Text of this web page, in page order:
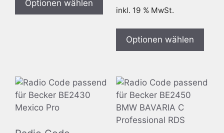
Optionen wählen
inkl. 19 % MwSt.
Optionen wählen